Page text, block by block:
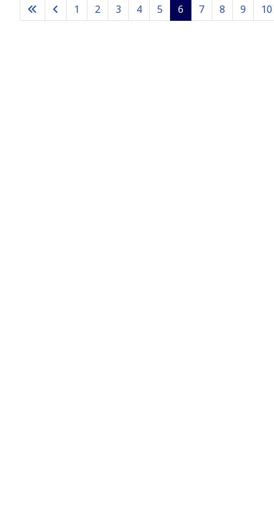
1 2 3 4 5 6 7 8 9 10